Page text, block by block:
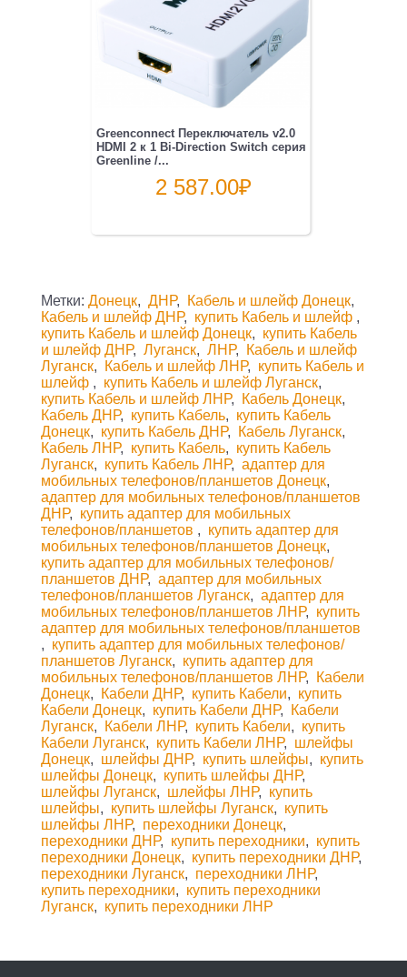
Greenconnect Переключатель v2.0
HDMI 2 к 1 Bi-Direction Switch серия
Greenline /...
2 587.00₽
Метки: Донецк, ДНР, Кабель и шлейф Донецк,
Кабель и шлейф ДНР, купить Кабель и шлейф ,
купить Кабель и шлейф Донецк, купить Кабель
и шлейф ДНР, Луганск, ЛНР,
Кабель и шлейф
Луганск, Кабель и шлейф ЛНР, купить Кабель и
шлейф , купить Кабель и шлейф Луганск,
купить Кабель и шлейф ЛНР, Кабель Донецк,
Кабель ДНР, купить Кабель, купить Кабель
Донецк, купить Кабель ДНР, Кабель Луганск,
Кабель ЛНР, купить Кабель, купить Кабель
Луганск, купить Кабель ЛНР, адаптер для
мобильных телефонов/планшетов Донецк,
адаптер для мобильных телефонов/планшетов
ДНР, купить адаптер для мобильных
телефонов/планшетов , купить адаптер для
мобильных телефонов/планшетов Донецк,
купить адаптер для мобильных телефонов/
планшетов ДНР, адаптер для мобильных
телефонов/планшетов Луганск, адаптер для
мобильных телефонов/планшетов ЛНР, купить
адаптер для мобильных телефонов/планшетов
, купить адаптер для мобильных телефонов/
планшетов Луганск, купить адаптер для
мобильных телефонов/планшетов ЛНР,
Кабели
Донецк, Кабели ДНР, купить Кабели, купить
Кабели Донецк, купить Кабели ДНР,
Кабели
Луганск, Кабели ЛНР, купить Кабели, купить
Кабели Луганск, купить Кабели ЛНР, шлейфы
Донецк, шлейфы ДНР, купить шлейфы, купить
шлейфы Донецк, купить шлейфы ДНР,
шлейфы Луганск, шлейфы ЛНР, купить
шлейфы, купить шлейфы Луганск, купить
шлейфы ЛНР, переходники Донецк,
переходники ДНР, купить переходники, купить
переходники Донецк, купить переходники ДНР,
переходники Луганск, переходники ЛНР,
купить переходники, купить переходники
Луганск, купить переходники ЛНР